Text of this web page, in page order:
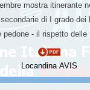
mostra itinerante
di I grado dei
pedone - il rispetto delle
Locandina AVIS